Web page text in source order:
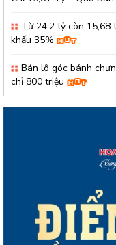
Từ 24,2 tỷ còn 15,68
khấu 35%
Bán lô góc bánh
chỉ 800 triệu